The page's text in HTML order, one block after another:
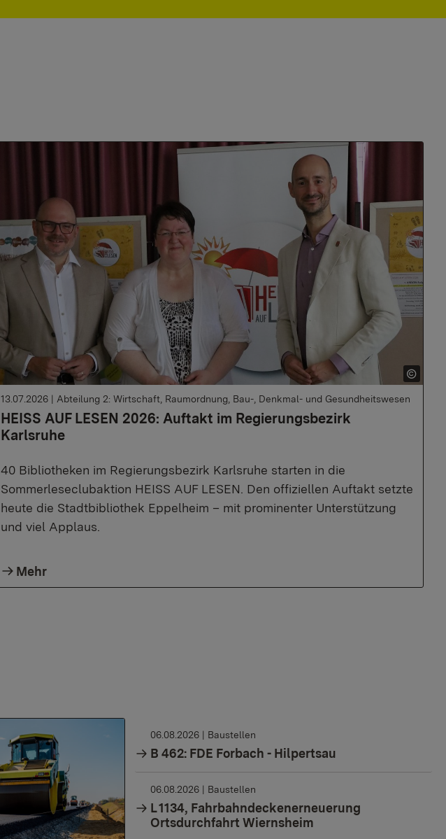
HEISS AUF LESEN 2026: Auftakt im Regierungsbezirk
Karlsruhe
13.07.2026 | Abteilung 2: Wirtschaft, Raumordnung, Bau-, Denkmal- und Gesundheitswesen
40 Bibliotheken im Regierungsbezirk Karlsruhe starten in die
Sommerleseclubaktion HEISS AUF LESEN. Den offiziellen Auftakt setzte
heute die Stadtbibliothek Eppelheim – mit prominenter Unterstützung
und viel Applaus.
Mehr
06.08.2026 | Baustellen
B 462: FDE Forbach - Hilpertsau
06.08.2026 | Baustellen
L 1134, Fahrbahndeckenerneuerung
Ortsdurchfahrt Wiernsheim